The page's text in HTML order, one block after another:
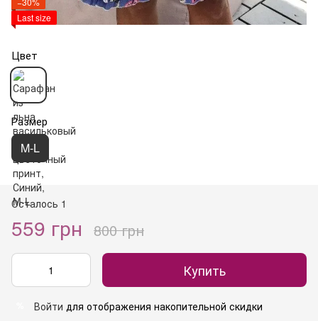
Last size
Цвет
Размер
M-L
Осталось 1
559 грн 800 грн
Купить
Войти для отображения накопительной скидки